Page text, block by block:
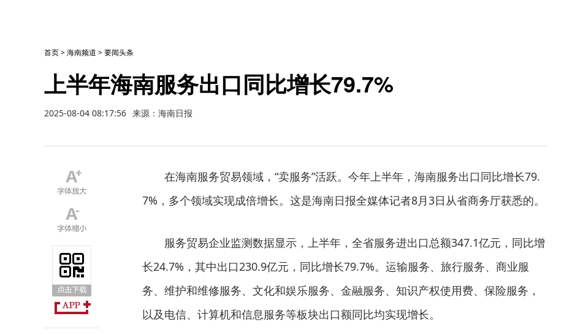
首页>海南频道 >要闻头条
上半年海南服务出口同比增长79.7%
2025-08-04 08:17:56 来源：海南日报
在海南服务贸易领域，“卖服务”活跃。今年上半年，海南服务出口同比增长79.
7%，多个领域实现成倍增长。这是海南日报全媒体记者8月3日从省商务厅获悉的。
服务贸易企业监测数据显示，上半年，全省服务进出口总额347.1亿元，同比增
长24.7%，其中出口230.9亿元，同比增长79.7%。运输服务、旅行服务、商业服
务、维护和维修服务、文化和娱乐服务、金融服务、知识产权使用费、保险服务，
以及电信、计算机和信息服务等板块出口额同比均实现增长。